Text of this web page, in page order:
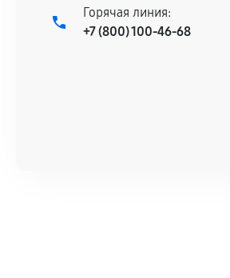
Горячая линия:
+7 (800) 100-46-68